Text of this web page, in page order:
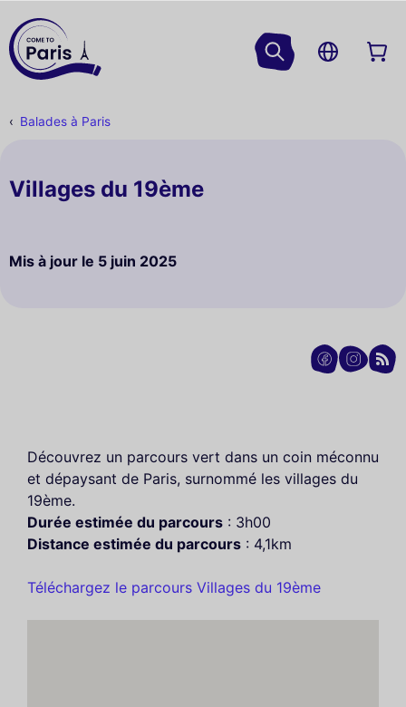
Balades à Paris
Villages du 19ème
Mis à jour le 5 juin 2025
Découvrez un parcours vert dans un coin méconnu
et dépaysant de Paris, surnommé les villages du
19ème.
Durée estimée du parcours : 3h00
Distance estimée du parcours : 4,1km
Téléchargez le parcours Villages du 19ème